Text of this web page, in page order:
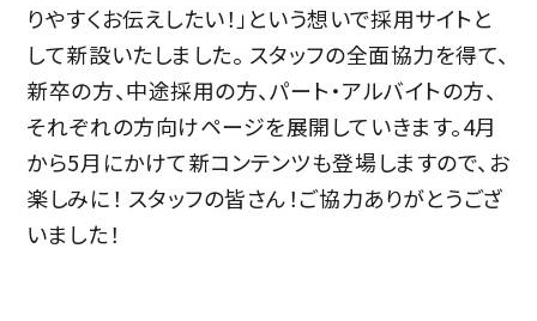
りやすくお伝えしたい！」という想いで採用サイトと
して新設いたしました。 スタッフの全面協力を得て、
新卒の方、中途採用の方、パート・アルバイトの方、
それぞれの方向けページを展開していきます。4月
から5月にかけて新コンテンツも登場しますので、お
楽しみに！ スタッフの皆さん！ご協力ありがとうござ
いました！